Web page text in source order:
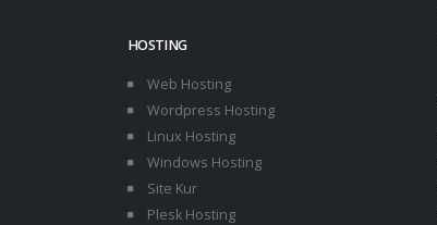
HOSTING
Web Hosting
Wordpress Hosting
Linux Hosting
Windows Hosting
Site Kur
Plesk Hosting